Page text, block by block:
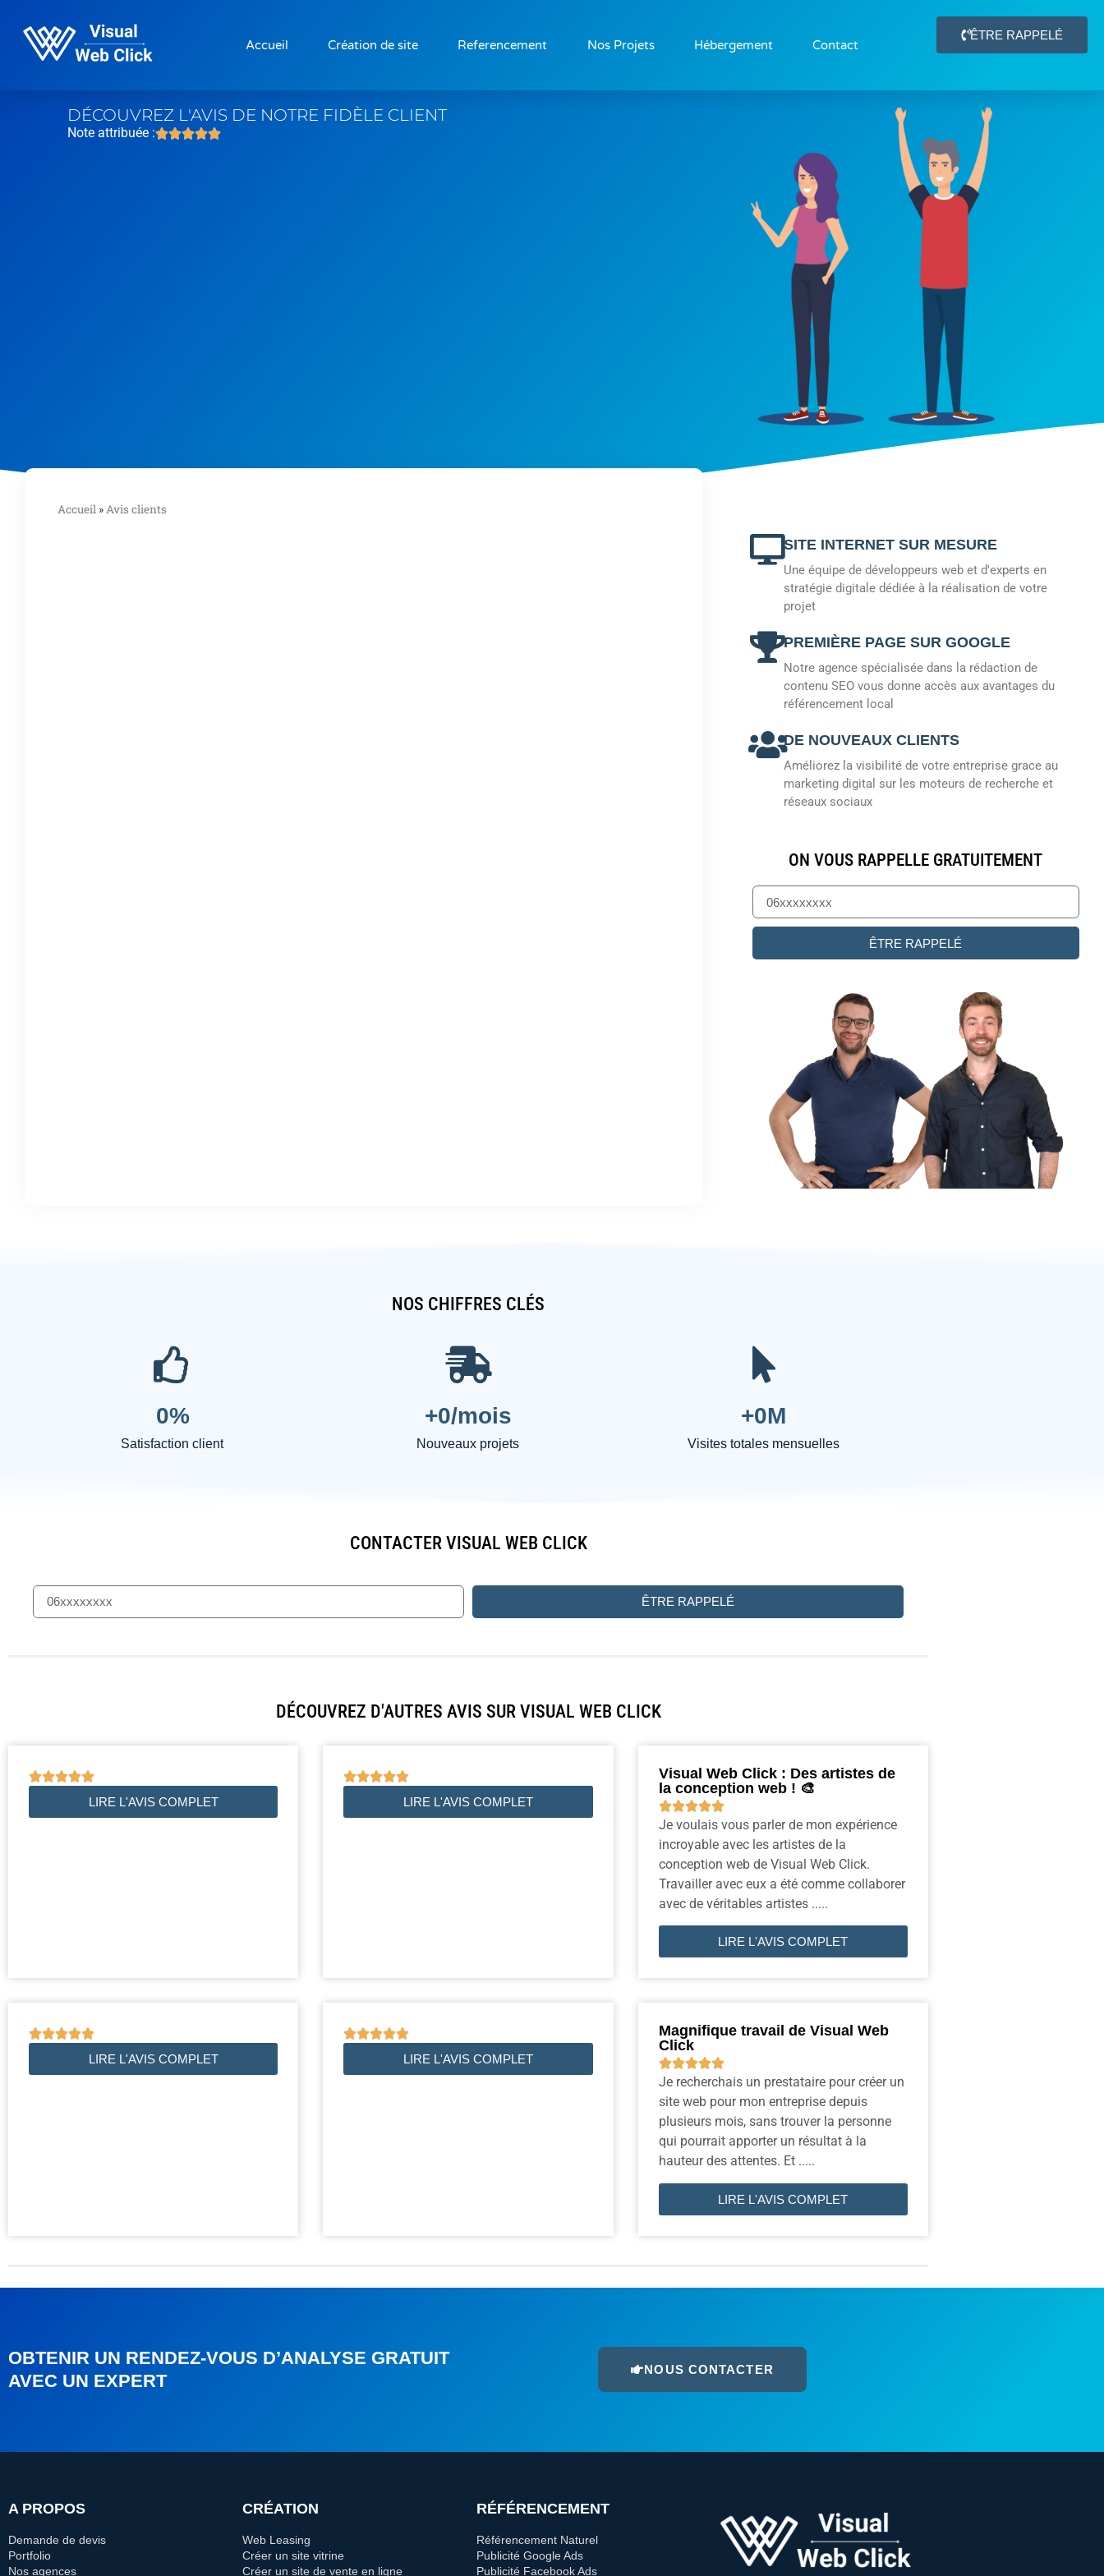
Accueil Création de site Referencement Nos Projets Hébergement Contact
ÊTRE RAPPELÉ
DÉCOUVREZ L'AVIS DE NOTRE FIDÈLE CLIENT
Note attribuée :
Accueil »Avis clients
SITE INTERNET SUR MESURE
Une équipe de développeurs web et d'experts en
stratégie digitale dédiée à la réalisation de votre
projet
PREMIÈRE PAGE SUR GOOGLE
Notre agence spécialisée dans la rédaction de
contenu SEO vous donne accès aux avantages du
référencement local
DE NOUVEAUX CLIENTS
Améliorez la visibilité de votre entreprise grace au
marketing digital sur les moteurs de recherche et
réseaux sociaux
ON VOUS RAPPELLE GRATUITEMENT
ÊTRE RAPPELÉ
NOS CHIFFRES CLÉS
Satisfaction client
0%
Nouveaux projets
+0/mois
Visites totales mensuelles
+0M
CONTACTER VISUAL WEB CLICK
ÊTRE RAPPELÉ
DÉCOUVREZ D'AUTRES AVIS SUR VISUAL WEB CLICK

LIRE L'AVIS COMPLET

LIRE L'AVIS COMPLET
Visual Web Click : Des artistes de
la conception web ! 🎨

Je voulais vous parler de mon expérience
incroyable avec les artistes de la
conception web de Visual Web Click.
Travailler avec eux a été comme collaborer
avec de véritables artistes .....
LIRE L'AVIS COMPLET

LIRE L'AVIS COMPLET

LIRE L'AVIS COMPLET
Magnifique travail de Visual Web
Click

Je recherchais un prestataire pour créer un
site web pour mon entreprise depuis
plusieurs mois, sans trouver la personne
qui pourrait apporter un résultat à la
hauteur des attentes. Et .....
LIRE L'AVIS COMPLET
OBTENIR UN RENDEZ-VOUS D’ANALYSE GRATUIT
AVEC UN EXPERT
NOUS CONTACTER
A PROPOS
Demande de devis
Portfolio
Nos agences
CRÉATION
Web Leasing
Créer un site vitrine
Créer un site de vente en ligne
RÉFÉRENCEMENT
Référencement Naturel
Publicité Google Ads
Publicité Facebook Ads